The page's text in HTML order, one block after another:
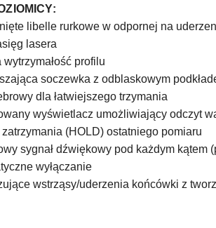
libelle rurkowe w odpornej na
lasera
wytrzymałość profilu
soczewka z odblaskowym
dla łatwiejszego trzymania
wyświetlacz umożliwiający odczyt
(HOLD) ostatniego pomiaru
sygnał dźwiękowy pod każdym kątem
wyłączanie
wstrząsy/uderzenia końcówki z